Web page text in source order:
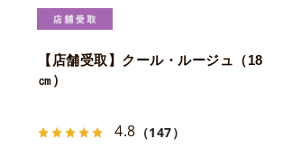
【店舗受取】クール・ルージュ（18
㎝）
4.8 （147）